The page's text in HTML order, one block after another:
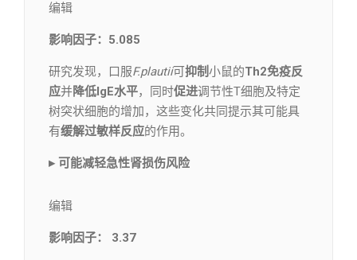
编辑​
影响因子：5.085
研究发现，口服F.plautii可 抑制小鼠的Th2免疫反
应并降低IgE水平，同时促进调节性T细胞及特定
树突状细胞的增加，这些变化共同提示其可能具
有缓解过敏样反应的作用。
▸ 可能减轻急性肾损伤风险
编辑​
影响因子： 3.37